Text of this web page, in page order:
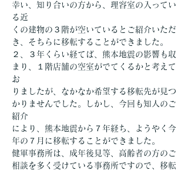
幸い、知り合いの方から、理容室の入ってい
る近
くの建物の３階が空いているとご紹介いただ
き、そちらに移転することができました。
２、３年くらい経てば、熊本地震の影響も収
まり、１階店舗の空室がでてくるかと考えて
お
りましたが、なかなか希望する移転先が見つ
かりませんでした。しかし、今回も知人のご
紹介
により、熊本地震から７年経ち、ようやく今
年の７月に移転することができました。
健軍事務所は、成年後見等、高齢者の方のご
相談を多く受けている事務所ですので、移転